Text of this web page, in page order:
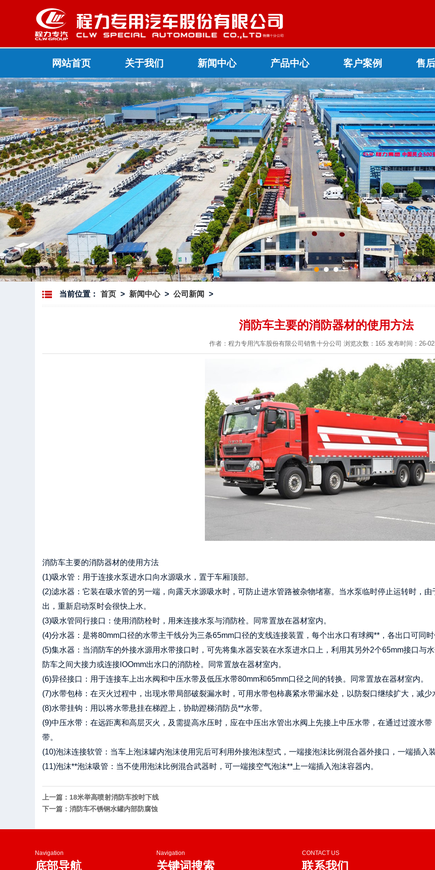
网站首页 关于我们 新闻中心 产品中心 客户案例 售
当前位置： 首页 > 新闻中心 > 公司新闻 >
消防车主要的消防器材的使用方法
作者：程力专用汽车股份有限公司销售十分公司 浏览次数：165 发布时间：26-
消防车主要的消防器材的使用方法
(1)吸水管：用于连接水泵进水口向水源吸水，置于车厢顶部。
(2)滤水器：它装在吸水管的另一端，向露天水源吸水时，可防止进水管路被杂物堵塞。当水泵临时停止运转时，
出，重新启动泵时会很快上水。
(3)吸水管同行接口：使用消防栓时，用来连接水泵与消防栓。同常置放在器材室内。
(4)分水器：是将80mm口径的水带主干线分为三条65mm口径的支线连接装置，每个出水口有球阀**，各出口可同
(5)集水器：当消防车的外接水源用水带接口时，可先将集水器安装在水泵进水口上，利用其另外2个65mm接口与
防车之间大接力或连接lOOmm出水口的消防栓。同常置放在器材室内。
(6)异径接口：用于连接车上出水阀和中压水带及低压水带80mm和65mm口径之间的转换。同常置放在器材室内。
(7)水带包柿：在灭火过程中，出现水带局部破裂漏水时，可用水带包柿裹紧水带漏水处，以防裂口继续扩大，减
(8)水带挂钩：用以将水带悬挂在梯蹬上，协助蹬梯消防员**水带。
(9)中压水带：在远距离和高层灭火，及需提高水压时，应在中压出水管出水阀上先接上中压水带，在通过过渡水
带。
(10)泡沫连接软管：当车上泡沫罐内泡沫使用完后可利用外接泡沫型式，一端接泡沫比例混合器外接口，一端插入
(11)泡沫**泡沫吸管：当不使用泡沫比例混合武器时，可一端接空气泡沫**上一端插入泡沫容器内。
上一篇：18米举高喷射消防车按时下线
下一篇：消防车不锈钢水罐内部防腐蚀
Navigation
底部导航
Navigation
关键词搜索
CONTACT US
联系我们